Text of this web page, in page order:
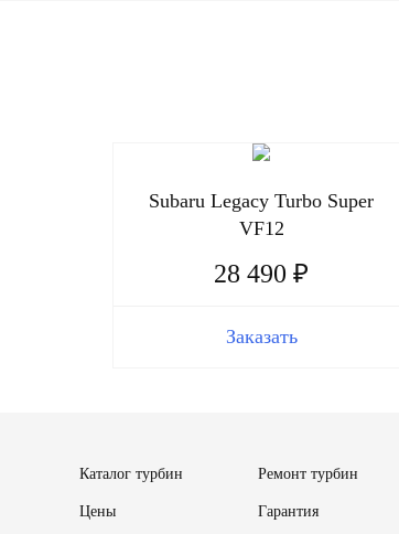
Subaru Legacy Turbo Super
VF12
28 490 ₽
Заказать
Каталог турбин Ремонт турбин
Цены Гарантия